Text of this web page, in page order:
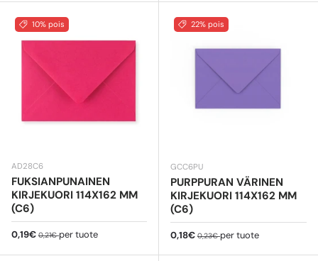
10% pois
AD28C6
FUKSIANPUNAINEN
KIRJEKUORI 114X162 MM
(C6)
Myyntihinta
0,19€ Normaali hinta
0,21€per tuote
22% pois
GCC6PU
PURPPURAN VÄRINEN
KIRJEKUORI 114X162 MM
(C6)
Myyntihinta
0,18€ Normaali hinta
0,23€per tuote